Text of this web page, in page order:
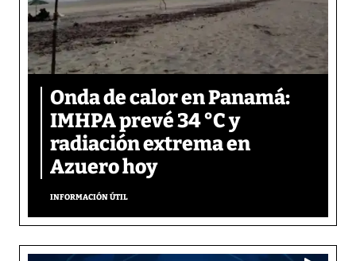
Onda de calor en Panamá:
IMHPA prevé 34 °C y
radiación extrema en
Azuero hoy
INFORMACIÓN ÚTIL